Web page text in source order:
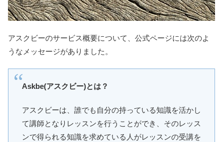
アスクビーのサービス概要について、公式ページには次のよ
うなメッセージがありました。
Askbe(アスクビー)とは？
アスクビーは、誰でも自分の持っている知識を活かし
て講師となりレッスンを行うことができ、そのレッス
ンで得られる知識を求めている人がレッスンの受講を